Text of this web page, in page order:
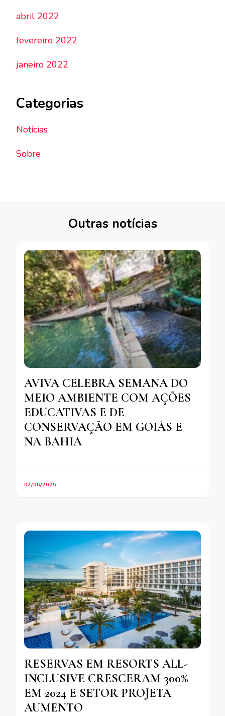
abril 2022
fevereiro 2022
janeiro 2022
Categorias
Notícias
Sobre
Outras notícias
AVIVA CELEBRA SEMANA DO
MEIO AMBIENTE COM AÇÕES
EDUCATIVAS E DE
CONSERVAÇÃO EM GOIÁS E
NA BAHIA
02/06/2025
RESERVAS EM RESORTS ALL-
INCLUSIVE CRESCERAM 300%
EM 2024 E SETOR PROJETA
AUMENTO